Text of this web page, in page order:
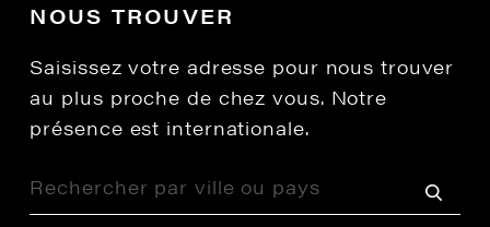
NOUS TROUVER
Saisissez votre adresse pour nous trouver
au plus proche de chez vous. Notre
présence est internationale.